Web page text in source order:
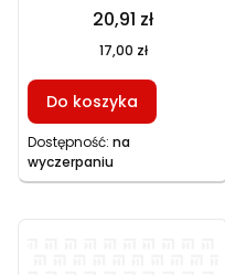
20,91 zł
17,00 zł
Do koszyka
Dostępność: na
wyczerpaniu